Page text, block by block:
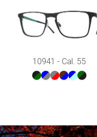
10941 - Cal. 55